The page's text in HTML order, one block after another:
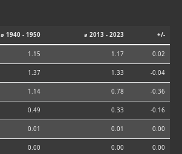
⌀ 1940 - 1950 ⌀ 2013 - 2023 +/-
1.15 1.17 0.02
1.37 1.33 -0.04
1.14 0.78 -0.36
0.49 0.33 -0.16
0.01 0.01 0.00
0.00 0.00 0.00